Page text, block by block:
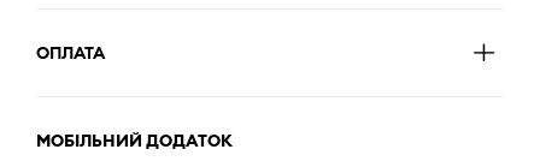
ОПЛАТА
МОБІЛЬНИЙ ДОДАТОК